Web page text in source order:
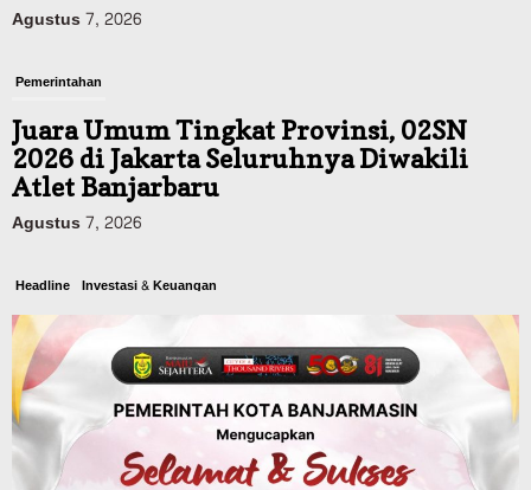
Agustus 7, 2026
Pemerintahan
Juara Umum Tingkat Provinsi, 02SN
2026 di Jakarta Seluruhnya Diwakili
Atlet Banjarbaru
Agustus 7, 2026
Headline Investasi & Keuangan
KUA-PPAS 2027 Banjarbaru Defisit 170
Miliar, Pendapatan 1,2 Triliun Belanja
1,37 Triliun, Tutup Kekurangan dari
SiLPA
Agustus 7, 2026